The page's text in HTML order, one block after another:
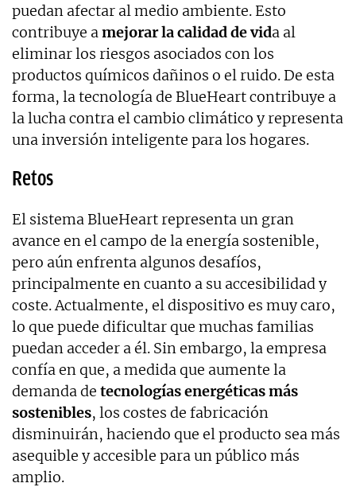
puedan afectar al medio ambiente. Esto
contribuye amejorar la calidad de vida al
eliminar los riesgos asociados con los
productos químicos dañinos o el ruido. De esta
forma, la tecnología de BlueHeart contribuye a
la lucha contra el cambio climático y representa
una inversión inteligente para los hogares.
Retos
El sistema BlueHeart representa un gran
avance en el campo de la energía sostenible,
pero aún enfrenta algunos desafíos,
principalmente en cuanto a su accesibilidad y
coste. Actualmente, el dispositivo es muy caro,
lo que puede dificultar que muchas familias
puedan acceder a él. Sin embargo, la empresa
confía en que, a medida que aumente la
demanda de tecnologías energéticas más
sostenibles, los costes de fabricación
disminuirán, haciendo que el producto sea más
asequible y accesible para un público más
amplio.